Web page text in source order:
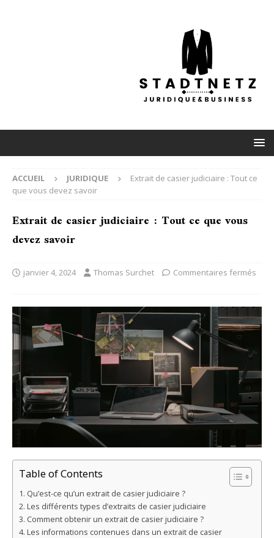
ACCUEIL JURIDIQUE
Extrait de casier judiciaire : Tout ce
que vous devez savoir
Extrait de casier judiciaire : Tout ce que vous
devez savoir
janvier 4, 2024 Thomas Surchet Commentaires fermés
Table of Contents
Qu’est-ce qu’un extrait de casier judiciaire ?
Les différents types d’extraits de casier judiciaire
Comment obtenir un extrait de casier judiciaire ?
Les informations contenues dans un extrait de casier